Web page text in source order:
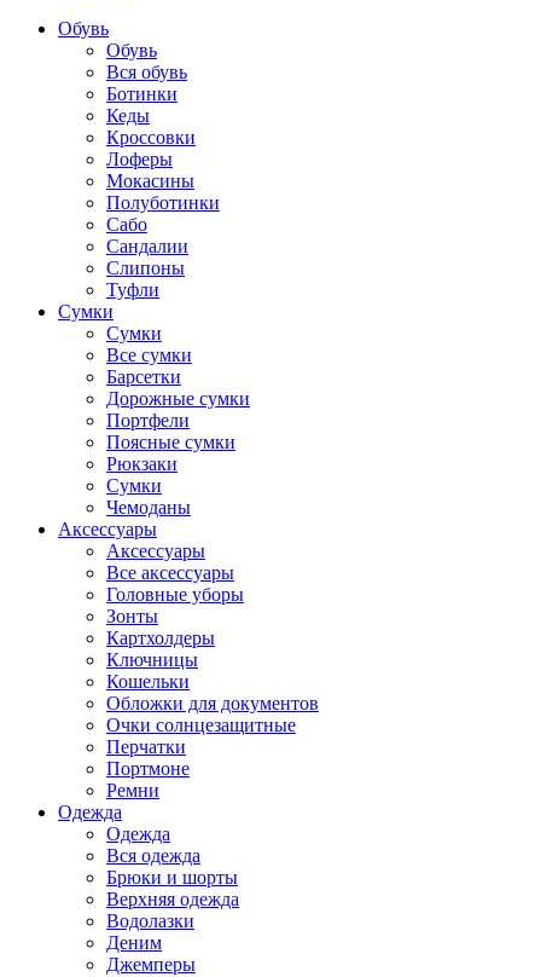
Обувь
Обувь
Вся обувь
Ботинки
Кеды
Кроссовки
Лоферы
Мокасины
Полуботинки
Сабо
Сандалии
Слипоны
Туфли
Сумки
Сумки
Все сумки
Барсетки
Дорожные сумки
Портфели
Поясные сумки
Рюкзаки
Сумки
Чемоданы
Аксессуары
Аксессуары
Все аксессуары
Головные уборы
Зонты
Картхолдеры
Ключницы
Кошельки
Обложки для документов
Очки солнцезащитные
Перчатки
Портмоне
Ремни
Одежда
Одежда
Вся одежда
Брюки и шорты
Верхняя одежда
Водолазки
Деним
Джемперы